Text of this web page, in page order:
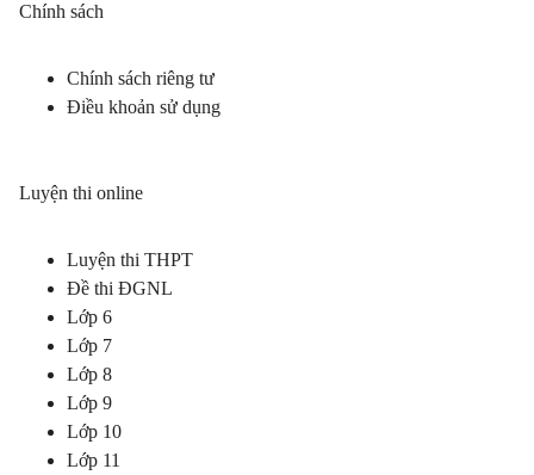
Chính sách
Chính sách riêng tư
Điều khoản sử dụng
Luyện thi online
Luyện thi THPT
Đề thi ĐGNL
Lớp 6
Lớp 7
Lớp 8
Lớp 9
Lớp 10
Lớp 11